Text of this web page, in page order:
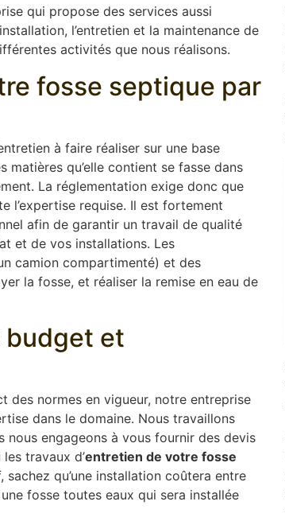
qui propose des services aussi
l’entretien et la maintenance de
activités que nous réalisons.
fosse septique par
à faire réaliser sur une base
qu’elle contient se fasse dans
La réglementation exige donc que
l’expertise requise. Il est fortement
afin de garantir un travail de qualité
et de vos installations. Les
camion compartimenté) et des
la fosse, et réaliser la remise en eau de
budget et
des normes en vigueur, notre entreprise
dans le domaine. Nous travaillons
nous engageons à vous fournir des devis
les travaux d’entretien de votre fosse
qu’une installation coûtera entre
fosse toutes eaux qui sera installée